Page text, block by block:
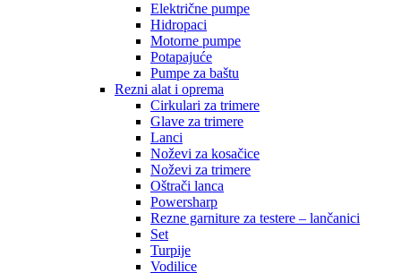
Električne pumpe
Hidropaci
Motorne pumpe
Potapajuće
Pumpe za baštu
Rezni alat i oprema
Cirkulari za trimere
Glave za trimere
Lanci
Noževi za kosačice
Noževi za trimere
Oštrači lanca
Powersharp
Rezne garniture za testere – lančanici
Set
Turpije
Vodilice